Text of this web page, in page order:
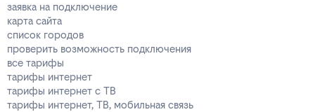
заявка на подключение
карта сайта
список городов
проверить возможность подключения
все тарифы
тарифы интернет
тарифы интернет с ТВ
тарифы интернет, ТВ, мобильная связь